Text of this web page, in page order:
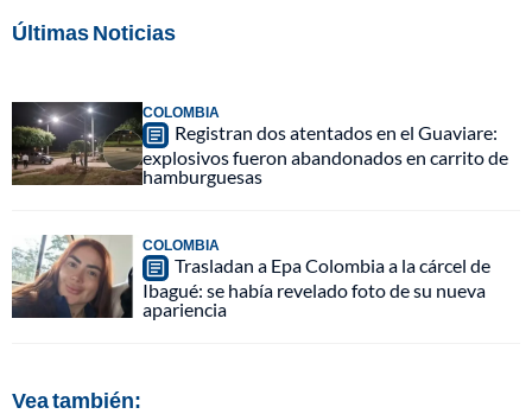
Últimas Noticias
COLOMBIA
Registran dos atentados en el Guaviare:
explosivos fueron abandonados en carrito de
hamburguesas
COLOMBIA
Trasladan a Epa Colombia a la cárcel de
Ibagué: se había revelado foto de su nueva
apariencia
Vea también: